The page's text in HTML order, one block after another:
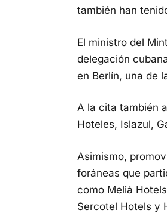
también han
El ministro del
delegación
en Berlín, una de
A la cita también
Hoteles, Islazul,
Asimismo,
foráneas que
como Meliá
Sercotel Hotels y